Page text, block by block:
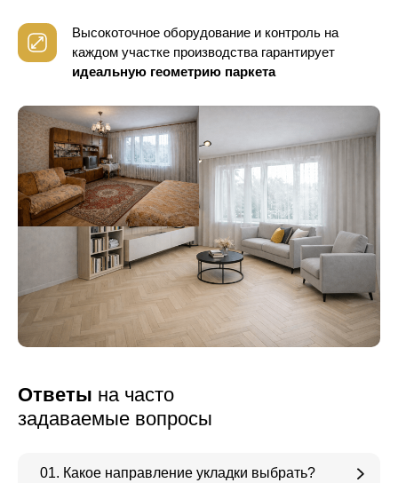
Высокоточное оборудование и контроль на
каждом участке производства гарантирует
идеальную геометрию паркета
Ответы на часто
задаваемые вопросы
01. Какое направление укладки выбрать?